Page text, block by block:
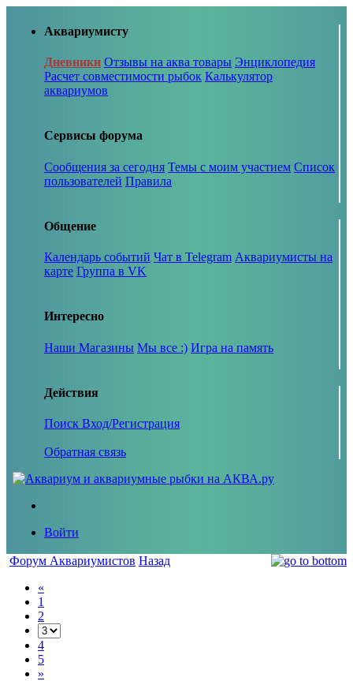
Аквариумисту
Дневники Отзывы на аква товары Энциклопедия
Расчет совместимости рыбок Калькулятор
аквариумов
Сервисы форума
Сообщения за сегодня Темы с моим участием Список
пользователей Правила
Общение
Календарь событий Чат в Telegram Аквариумисты на
карте Группа в VK
Интересно
Наши Магазины Мы все :) Игра на память
Действия
Поиск Вход/Регистрация
Обратная связь
Войти
Форум Аквариумистов Назад
«
1
2
4
5
»